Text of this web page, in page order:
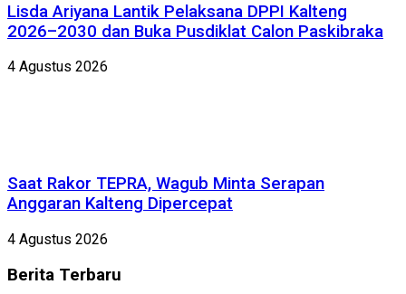
Lisda Ariyana Lantik Pelaksana DPPI Kalteng
2026–2030 dan Buka Pusdiklat Calon Paskibraka
4 Agustus 2026
Saat Rakor TEPRA, Wagub Minta Serapan
Anggaran Kalteng Dipercepat
4 Agustus 2026
Berita Terbaru